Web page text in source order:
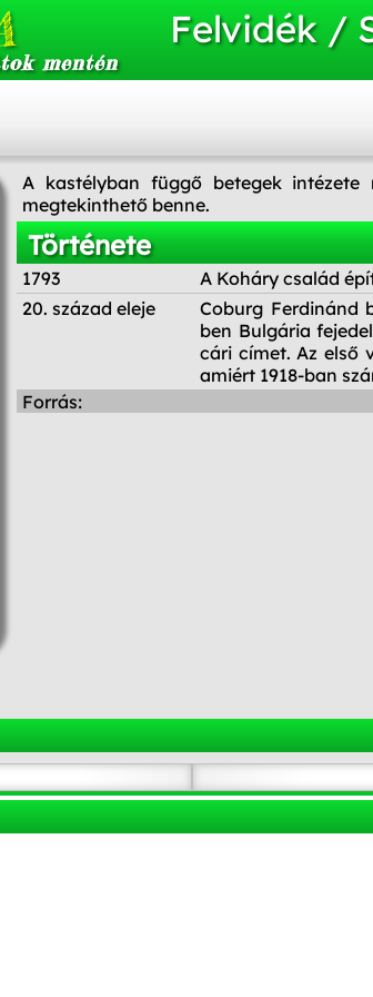
mentén
Felvidék /
A kastélyban függő betegek
megtekinthető benne.
Története
1793
A Koháry család
20. század eleje
Coburg Ferdinánd
ben Bulgária
cári címet. Az első
amiért 1918-ban
Forrás: